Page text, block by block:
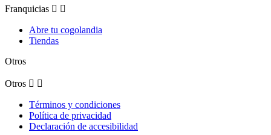
Franquicias  
Abre tu cogolandia
Tiendas
Otros
Otros  
Términos y condiciones
Política de privacidad
Declaración de accesibilidad